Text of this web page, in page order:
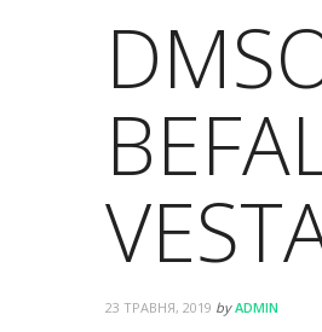
23 ТРАВНЯ, 2019 by ADMIN